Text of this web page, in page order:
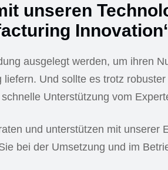
unseren
ausgelegt werden, um ihren
Und sollte es trotz
Unterstützung vom
und unterstützen mit unserer
bei der Umsetzung und im